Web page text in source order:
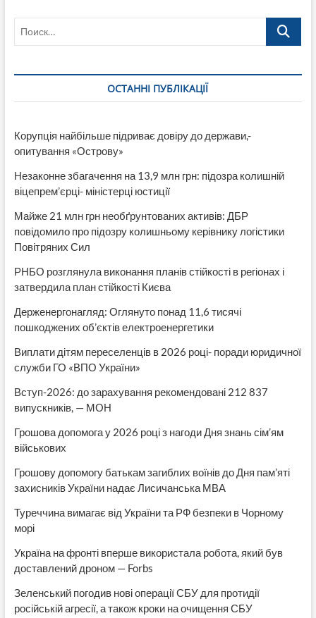
районних
на
Полтавщині
Поиск…
ОСТАННІ ПУБЛІКАЦІЇ
Корупція найбільше підриває довіру до держави,-
опитування «Острову»
Незаконне збагачення на 13,9 млн грн: підозра колишній
віцепрем’єрці- міністерці юстиції
Майже 21 млн грн необґрунтованих активів: ДБР
повідомило про підозру колишньому керівнику логістики
Повітряних Сил
РНБО розглянула виконання планів стійкості в регіонах і
затвердила план стійкості Києва
Держенергонагляд: Оглянуто понад 11,6 тисячі
пошкоджених об’єктів електроенергетики
Виплати дітям переселенців в 2026 році- поради юридичної
служби ГО «ВПО України»
Вступ-2026: до зарахування рекомендовані 212 837
випускників, — МОН
Грошова допомога у 2026 році з нагоди Дня знань сім’ям
військових
Грошову допомогу батькам загиблих воїнів до Дня пам’яті
захисників України надає Лисичанська МВА
Туреччина вимагає від України та РФ безпеки в Чорному
морі
Україна на фронті вперше використала робота, який був
доставлений дроном — Forbs
Зеленський погодив нові операції СБУ для протидії
російській агресії, а також кроки на очищення СБУ